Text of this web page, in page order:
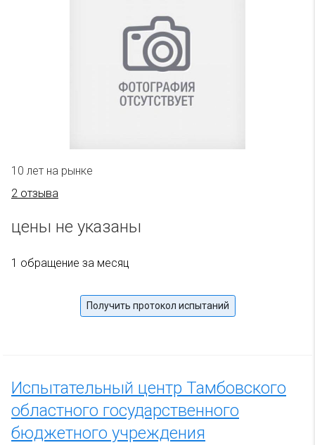
10 лет на рынке
2 отзыва
цены не указаны
1 обращение за месяц
Получить протокол испытаний
Испытательный центр Тамбовского
областного государственного
бюджетного учреждения